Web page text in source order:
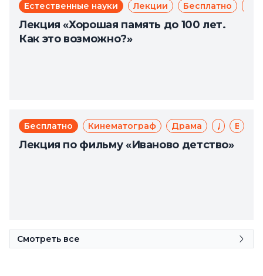
Естественные науки Лекции Бесплатно
Лекция «Хорошая память до 100 лет.
Как это возможно?»
Бесплатно Кинематограф Драма Доступная среда Великая Отечественная война
Лекция по фильму «Иваново детство»
Смотреть все